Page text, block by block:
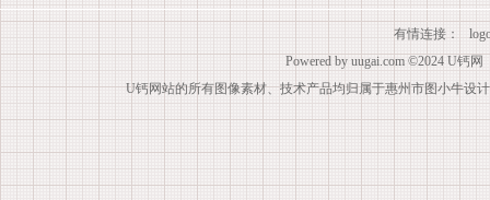
有情连接：
Powered by uugai.com ©2024 U钙网
U钙网站的所有图像素材、技术产品均归属于惠州市图小牛设